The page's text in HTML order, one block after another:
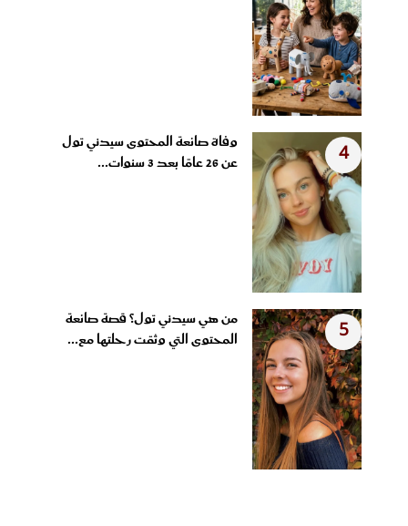
4
وفاة صانعة المحتوى سيدني تول
عن 26 عامًا بعد 3 سنوات...
5
من هي سيدني تول؟ قصة صانعة
المحتوى التي وثقت رحلتها مع...